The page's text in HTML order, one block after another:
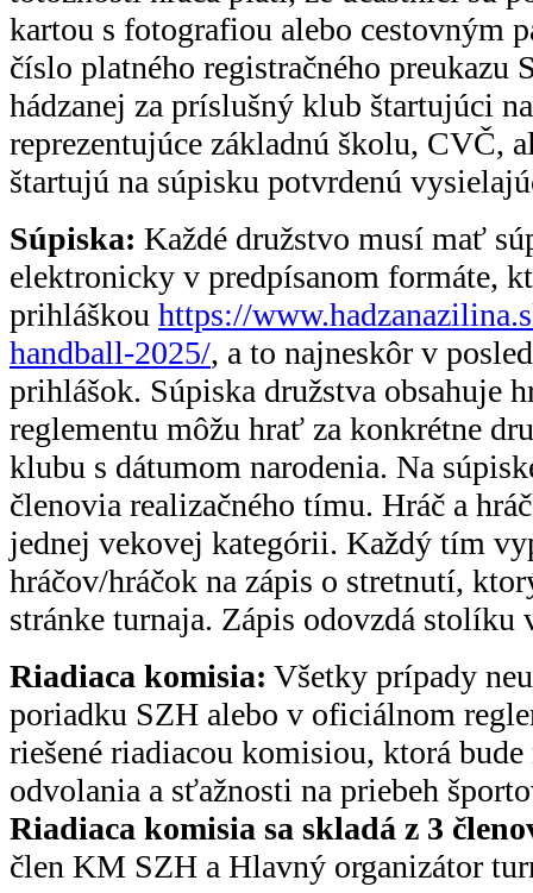
kartou s fotografiou alebo cestovným
číslo platného registračného preukazu
hádzanej za príslušný klub štartujúci
reprezentujúce základnú školu, CVČ,
štartujú na súpisku potvrdenú
Súpiska: Každé družstvo musí mať
elektronicky v predpísanom formáte,
prihláškou https://
handball-2025/, a to najneskôr v
prihlášok. Súpiska družstva obsahuje
reglementu môžu hrať za konkrétne
klubu s dátumom narodenia. Na
členovia realizačného tímu. Hráč a
jednej vekovej kategórii. Každý tím
hráčov/hráčok na zápis o stretnutí,
stránke turnaja. Zápis odovzdá stolíku
Riadiaca komisia: Všetky prípady
poriadku SZH alebo v oficiálnom
riešené riadiacou komisiou, ktorá
odvolania a sťažnosti na priebeh
Riadiaca komisia sa skladá z 3
člen KM SZH a Hlavný organizátor